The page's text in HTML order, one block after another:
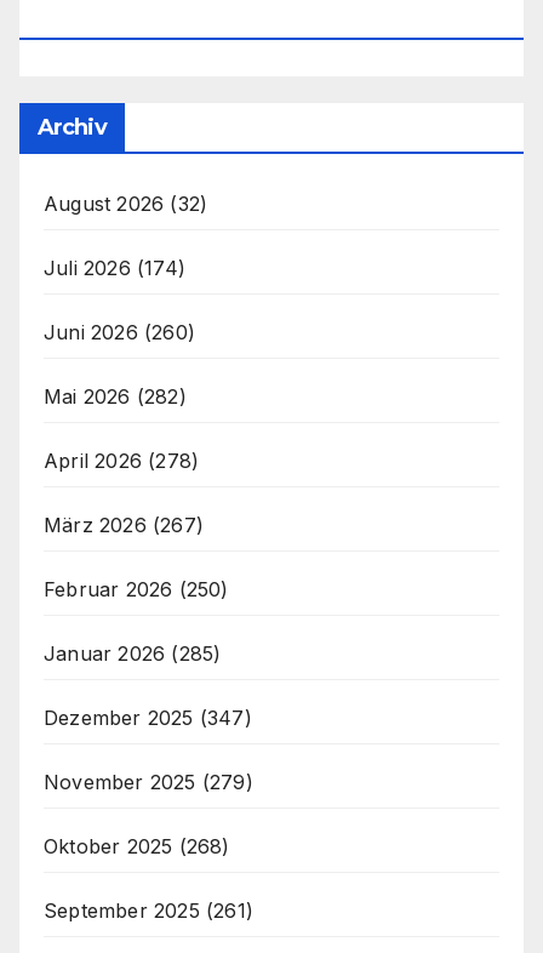
Archiv
August 2026 (32)
Juli 2026 (174)
Juni 2026 (260)
Mai 2026 (282)
April 2026 (278)
März 2026 (267)
Februar 2026 (250)
Januar 2026 (285)
Dezember 2025 (347)
November 2025 (279)
Oktober 2025 (268)
September 2025 (261)